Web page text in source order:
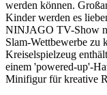
werden können.
Kinder werden es
NINJAGO TV-Show
Slam-Wettbewerbe zu
Kreiselspielzeug
einem 'powered-up'-
Minifigur für kreative